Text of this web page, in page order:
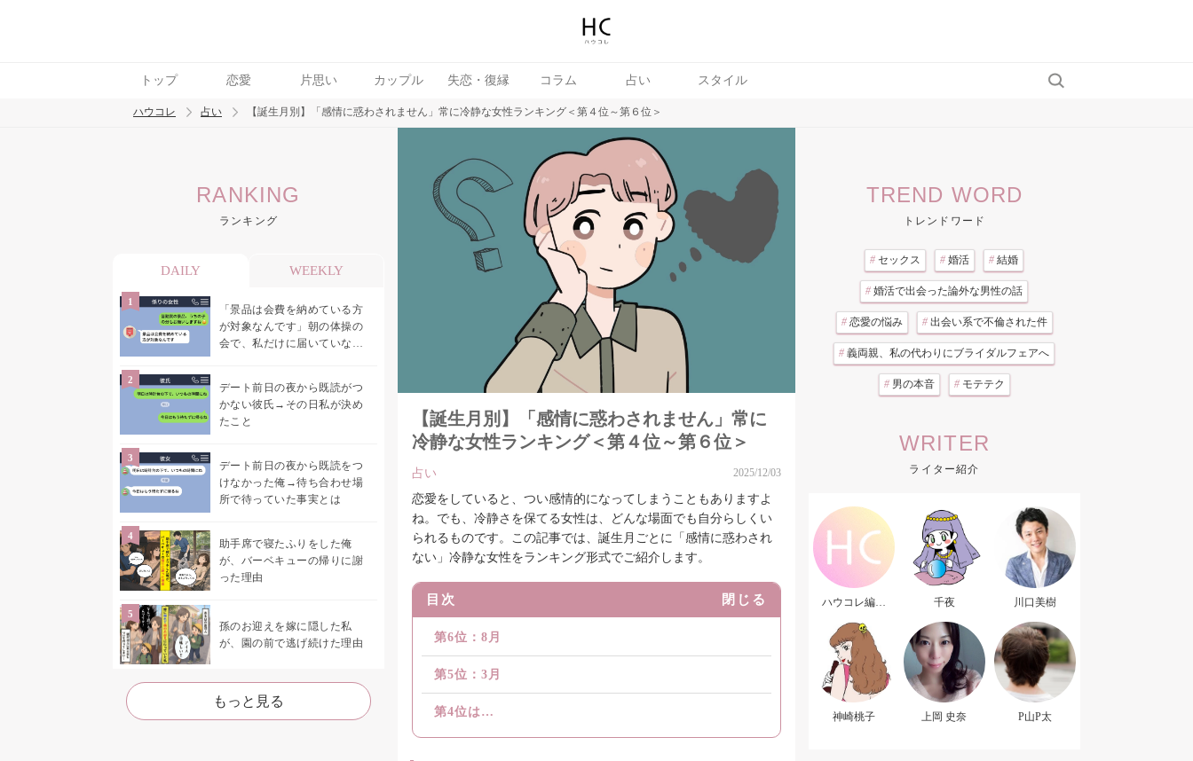
トップ 恋愛 片思い カップル 失恋・復縁 コラム 占い スタイル
トレンド ワード
ハウコレ 占い 【誕生月別】「感情に惑わされません」常に冷静な女性ランキング＜第４位～第６位＞
RANKING
ランキング
DAILY WEEKLY
「景品は会費を納めている方
が対象なんです」朝の体操の
会で、私だけに届いていなか
デート前日の夜から既読がつ
かない彼氏→その日私が決め
たこと
デート前日の夜から既読をつ
けなかった俺→待ち合わせ場
所で待っていた事実とは
助手席で寝たふりをした俺
が、バーベキューの帰りに謝
った理由
孫のお迎えを嫁に隠した私
が、園の前で逃げ続けた理由
もっと見る
【誕生月別】「感情に惑わされません」常に
冷静な女性ランキング＜第４位～第６位＞
占い 2025/12/03
恋愛をしていると、つい感情的になってしまうこともありますよ
ね。でも、冷静さを保てる女性は、どんな場面でも自分らしくい
られるものです。この記事では、誕生月ごとに「感情に惑わされ
ない」冷静な女性をランキング形式でご紹介します。
目次 閉じる
第6位：8月
第5位：3月
第4位は…
TREND WORD
トレンドワード
# セックス # 婚活 # 結婚
# 婚活で出会った論外な男性の話
# 恋愛の悩み # 出会い系で不倫された件
# 義両親、私の代わりにブライダルフェアへ
# 男の本音 # モテテク
WRITER
ライター紹介
ハウコレ編集
千夜 川口美樹
神崎桃子 上岡 史奈 P山P太